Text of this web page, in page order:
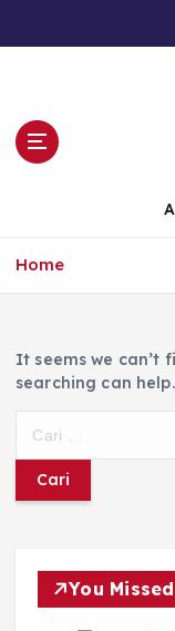
Home
It seems we can’t
searching can help.
You Missed